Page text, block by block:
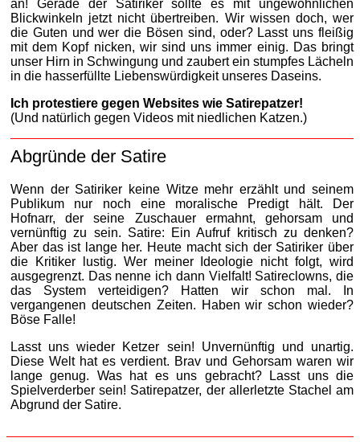
an! Gerade der Satiriker sollte es mit ungewöhnlichen
Blickwinkeln jetzt nicht übertreiben. Wir wissen doch, wer
die Guten und wer die Bösen sind, oder? Lasst uns fleißig
mit dem Kopf nicken, wir sind uns immer einig. Das bringt
unser Hirn in Schwingung und zaubert ein stumpfes Lächeln
in die hasserfüllte Liebenswürdigkeit unseres Daseins.
Ich protestiere gegen Websites wie Satirepatzer!
(Und natürlich gegen Videos mit niedlichen Katzen.)
Abgründe der Satire
Wenn der Satiriker keine Witze mehr erzählt und seinem
Publikum nur noch eine moralische Predigt hält. Der
Hofnarr, der seine Zuschauer ermahnt, gehorsam und
vernünftig zu sein. Satire: Ein Aufruf kritisch zu denken?
Aber das ist lange her. Heute macht sich der Satiriker über
die Kritiker lustig. Wer meiner Ideologie nicht folgt, wird
ausgegrenzt. Das nenne ich dann Vielfalt! Satireclowns, die
das System verteidigen? Hatten wir schon mal. In
vergangenen deutschen Zeiten. Haben wir schon wieder?
Böse Falle!
Lasst uns wieder Ketzer sein! Unvernünftig und unartig.
Diese Welt hat es verdient. Brav und Gehorsam waren wir
lange genug. Was hat es uns gebracht? Lasst uns die
Spielverderber sein! Satirepatzer, der allerletzte Stachel am
Abgrund der Satire.